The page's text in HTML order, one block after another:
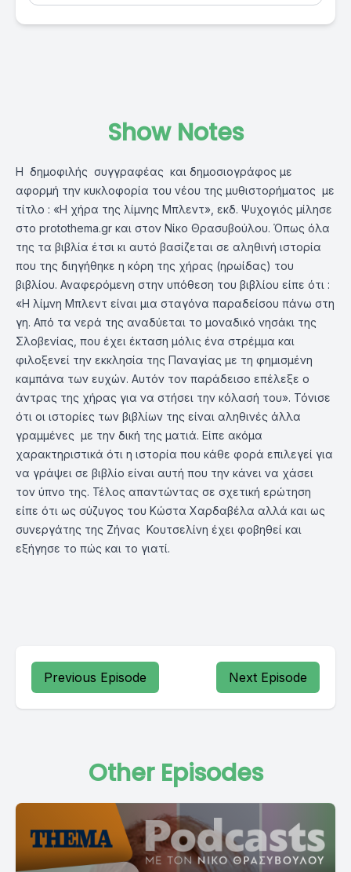
Show Notes
Η δημοφιλής συγγραφέας και δημοσιογράφος με
αφορμή την κυκλοφορία του νέου της μυθιστορήματος με
τίτλο : «Η χήρα της λίμνης Μπλεντ», εκδ. Ψυχογιός μίλησε
στο protothema.gr και στον Νίκο Θρασυβούλου. Όπως όλα
της τα βιβλία έτσι κι αυτό βασίζεται σε αληθινή ιστορία
που της διηγήθηκε η κόρη της χήρας (ηρωίδας) του
βιβλίου. Αναφερόμενη στην υπόθεση του βιβλίου είπε ότι :
«Η λίμνη Μπλεντ είναι μια σταγόνα παραδείσου πάνω στη
γη. Από τα νερά της αναδύεται το μοναδικό νησάκι της
Σλοβενίας, που έχει έκταση μόλις ένα στρέμμα και
φιλοξενεί την εκκλησία της Παναγίας με τη φημισμένη
καμπάνα των ευχών. Αυτόν τον παράδεισο επέλεξε ο
άντρας της χήρας για να στήσει την κόλασή του». Τόνισε
ότι οι ιστορίες των βιβλίων της είναι αληθινές άλλα
γραμμένες με την δική της ματιά. Είπε ακόμα
χαρακτηριστικά ότι η ιστορία που κάθε φορά επιλεγεί για
να γράψει σε βιβλίο είναι αυτή που την κάνει να χάσει
τον ύπνο της. Τέλος απαντώντας σε σχετική ερώτηση
είπε ότι ως σύζυγος του Κώστα Χαρδαβέλα αλλά και ως
συνεργάτης της Ζήνας Κουτσελίνη έχει φοβηθεί και
εξήγησε το πώς και το γιατί.
Previous Episode Next Episode
Other Episodes